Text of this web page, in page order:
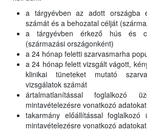
a tárgyévben az adott országba
számát és a behozatal célját
a tárgyévben érkező hús és
(származási országonként)
a 24 hónap feletti szarvasmarha
a 24 hónap felett vizsgált vágott,
klinikai tüneteket mutató
vizsgálatok számát
ártalmatlanítással foglalkozó
mintavételezésre vonatkozó adatokat
takarmány előállítással foglalkozó
mintavételezésre vonatkozó adatokat